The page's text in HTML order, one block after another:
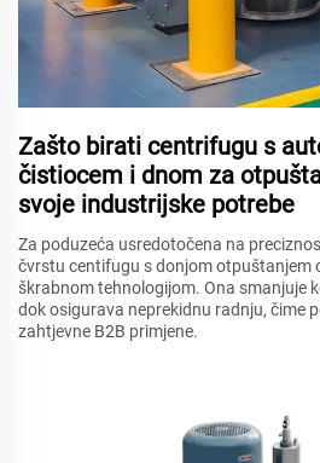
Zašto birati centrifugu s
čistiocem i dnom za
svoje industrijske potrebe
Za poduzeća usredotočena na
čvrstu centifugu s donjom otpuštanjem
škrabnom tehnologijom. Ona smanjuje
dok osigurava neprekidnu radnju, čime
zahtjevne B2B primjene.